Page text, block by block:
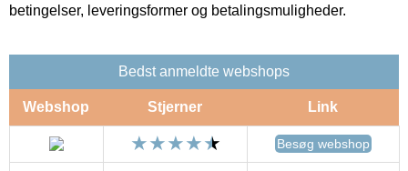
betingelser, leveringsformer og betalingsmuligheder.
Bedst anmeldte webshops
Webshop Stjerner Link
Besøg webshop